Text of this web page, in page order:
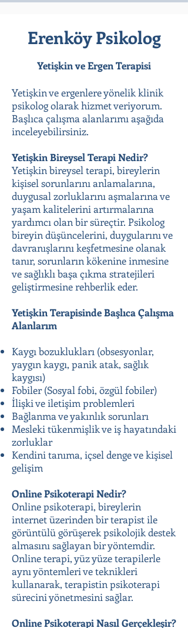
Erenköy Psikolog
Yetişkin ve Ergen Terapisi
Yetişkin ve ergenlere yönelik klinik
psikolog olarak hizmet veriyorum.
Başlıca çalışma alanlarımı aşağıda
inceleyebilirsiniz.
Yetişkin Bireysel Terapi Nedir?
Yetişkin bireysel terapi, bireylerin
kişisel sorunlarını anlamalarına,
duygusal zorluklarını aşmalarına ve
yaşam kalitelerini artırmalarına
yardımcı olan bir süreçtir. Psikolog
bireyin düşüncelerini, duygularını ve
davranışlarını keşfetmesine olanak
tanır, sorunların kökenine inmesine
ve sağlıklı başa çıkma stratejileri
geliştirmesine rehberlik eder.
Yetişkin Terapisinde Başlıca Çalışma
Alanlarım
Kaygı bozuklukları (obsesyonlar,
yaygın kaygı, panik atak, sağlık
kaygısı)
Fobiler (Sosyal fobi, özgül fobiler)
İlişki ve iletişim problemleri
Bağlanma ve yakınlık sorunları
Mesleki tükenmişlik ve iş hayatındaki
zorluklar
Kendini tanıma, içsel denge ve kişisel
gelişim
Online Psikoterapi Nedir?
Online psikoterapi, bireylerin
internet üzerinden bir terapist ile
görüntülü görüşerek psikolojik destek
almasını sağlayan bir yöntemdir.
Online terapi, yüz yüze terapilerle
aynı yöntemleri ve teknikleri
kullanarak, terapistin psikoterapi
sürecini yönetmesini sağlar.
Online Psikoterapi Nasıl Gerçekleşir?